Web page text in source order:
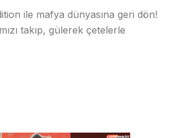
ile mafya dünyasına geri dön!
takıp, gülerek çetelerle